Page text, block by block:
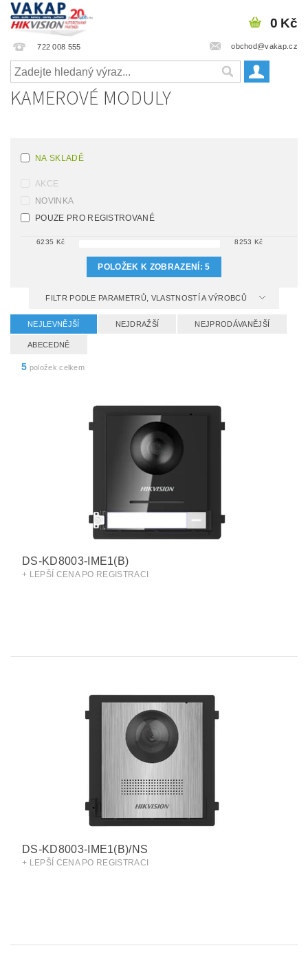
722 008 555 obchod@vakap.cz
0 Kč
KAMEROVÉ MODULY
NA SKLADĚ
AKCE
NOVINKA
POUZE PRO REGISTROVANÉ
6235 Kč 8253 Kč
POLOŽEK K ZOBRAZENÍ:5
FILTR PODLE PARAMETRŮ, VLASTNOSTÍ A VÝROBCŮ
NEJLEVNĚJŠÍ NEJDRAŽŠÍ NEJPRODÁVANĚJŠÍ
ABECEDNĚ
5 položek celkem
DS-KD8003-IME1(B)
+ LEPŠÍ CENA PO REGISTRACI
DS-KD8003-IME1(B)/NS
+ LEPŠÍ CENA PO REGISTRACI